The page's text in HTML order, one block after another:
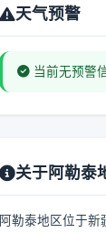
天气预警
当前无预警
关于阿勒泰
阿勒泰地区位于新